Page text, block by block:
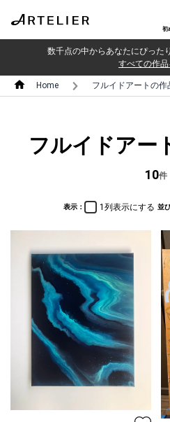
初
数千点の中からあなたにぴった
すべての作
Home フルイドアートの作
フルイドアー
10件
表示： 1列表示にする 並